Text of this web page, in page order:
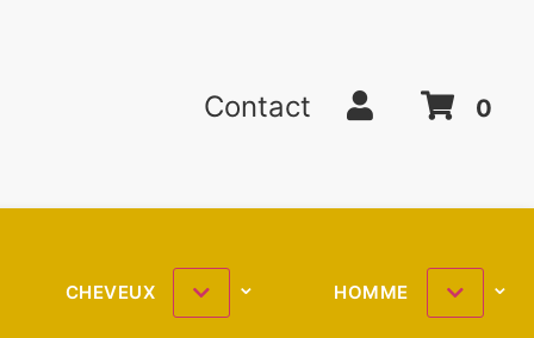
Contact 0
CHEVEUX HOMME